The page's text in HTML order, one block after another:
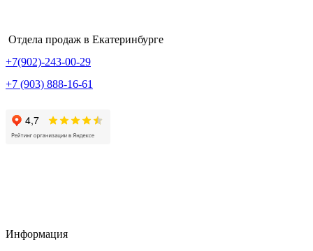
Отдела продаж в Екатеринбурге
+7(902)-243-00-29
+7 (903) 888-16-61
Информация